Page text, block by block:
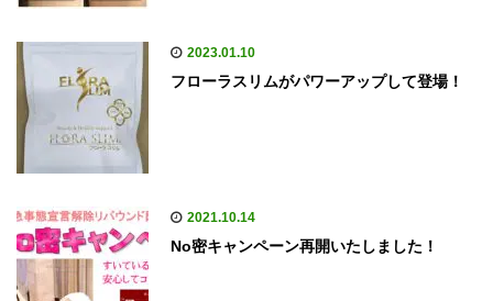
2023.01.10
フローラスリムがパワーアップして登場！
2021.10.14
No密キャンペーン再開いたしました！